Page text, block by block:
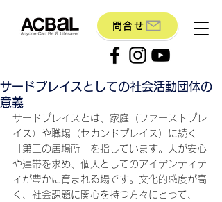
問合せ
サードプレイスとしての社会活動団体の
意義
サードプレイスとは、家庭（ファーストプレ
イス）や職場（セカンドプレイス）に続く
「第三の居場所」を指しています。人が安心
や連帯を求め、個人としてのアイデンティテ
ィが豊かに育まれる場です。文化的感度が高
く、社会課題に関心を持つ方々にとって、